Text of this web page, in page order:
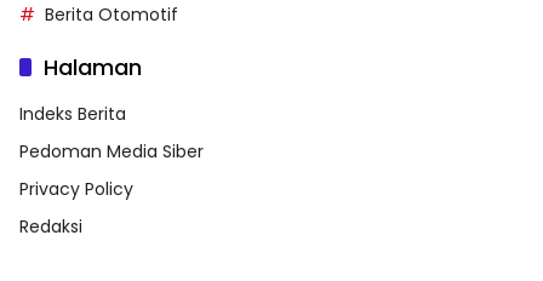
Berita Otomotif
Halaman
Indeks Berita
Pedoman Media Siber
Privacy Policy
Redaksi